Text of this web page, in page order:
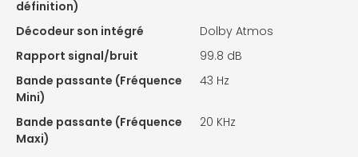
définition)
Décodeur son intégré
Dolby Atmos
Rapport signal/bruit
99.8 dB
Bande passante (Fréquence
Mini)
43 Hz
Bande passante (Fréquence
Maxi)
20 KHz